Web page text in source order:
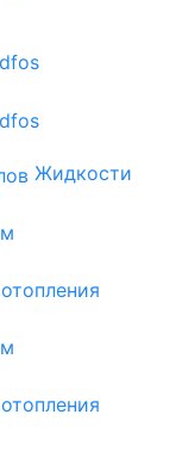
Жидкости